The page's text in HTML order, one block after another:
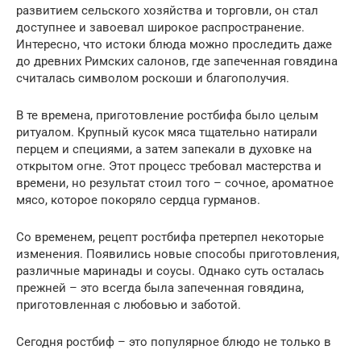
развитием сельского хозяйства и торговли, он стал
доступнее и завоевал широкое распространение.
Интересно, что истоки блюда можно проследить даже
до древних Римских салонов, где запеченная говядина
считалась символом роскоши и благополучия.
В те времена, приготовление ростбифа было целым
ритуалом. Крупный кусок мяса тщательно натирали
перцем и специями, а затем запекали в духовке на
открытом огне. Этот процесс требовал мастерства и
времени, но результат стоил того – сочное, ароматное
мясо, которое покоряло сердца гурманов.
Со временем, рецепт ростбифа претерпел некоторые
изменения. Появились новые способы приготовления,
различные маринады и соусы. Однако суть осталась
прежней – это всегда была запеченная говядина,
приготовленная с любовью и заботой.
Сегодня ростбиф – это популярное блюдо не только в